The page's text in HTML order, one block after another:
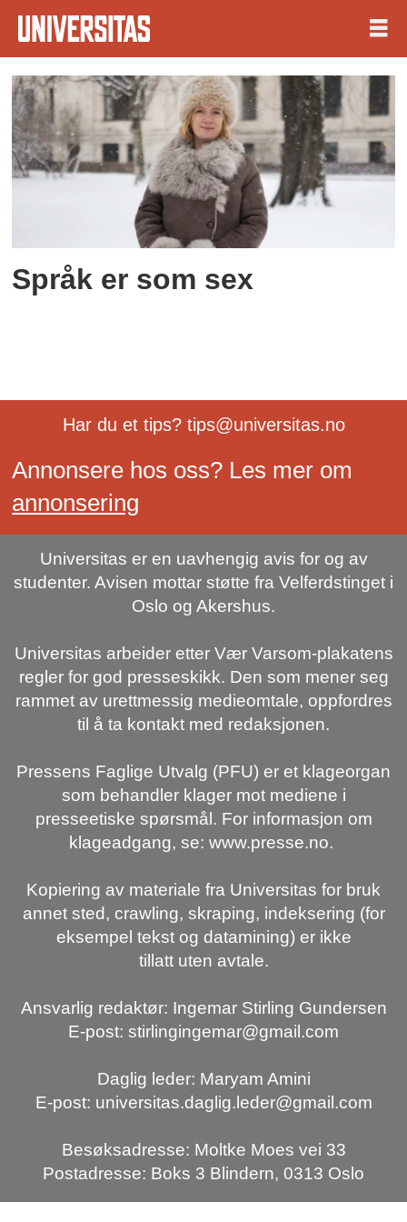
Tag:
erika
fatland
Språk er som sex
Har du et tips? tips@universitas.no
Annonsere hos oss? Les mer om
annonsering
Universitas er en uavhengig avis for og av
studenter. Avisen mottar støtte fra Velferdstinget i
Oslo og Akershus.
Universitas arbeider etter Vær Varsom-plakatens
regler for god presseskikk. Den som mener seg
rammet av urettmessig medieomtale, oppfordres
til å ta kontakt med redaksjonen.
Pressens Faglige Utvalg (PFU) er et klageorgan
som behandler klager mot mediene i
presseetiske spørsmål. For informasjon om
klageadgang, se: www.presse.no.
Kopiering av materiale fra Universitas for bruk
annet sted, crawling, skraping, indeksering (for
eksempel tekst og datamining) er ikke
tillatt uten avtale.
Ansvarlig redaktør: Ingemar Stirling Gundersen
E-post: stirlingingemar@gmail.com
Daglig leder: Maryam Amini
E-post: universitas.daglig.leder@gmail.com
Besøksadresse: Moltke Moes vei 33
Postadresse: Boks 3 Blindern, 0313 Oslo